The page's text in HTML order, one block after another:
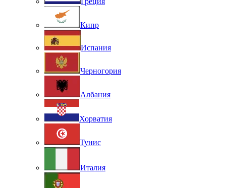
Кипр
Испания
Черногория
Албания
Хорватия
Тунис
Италия